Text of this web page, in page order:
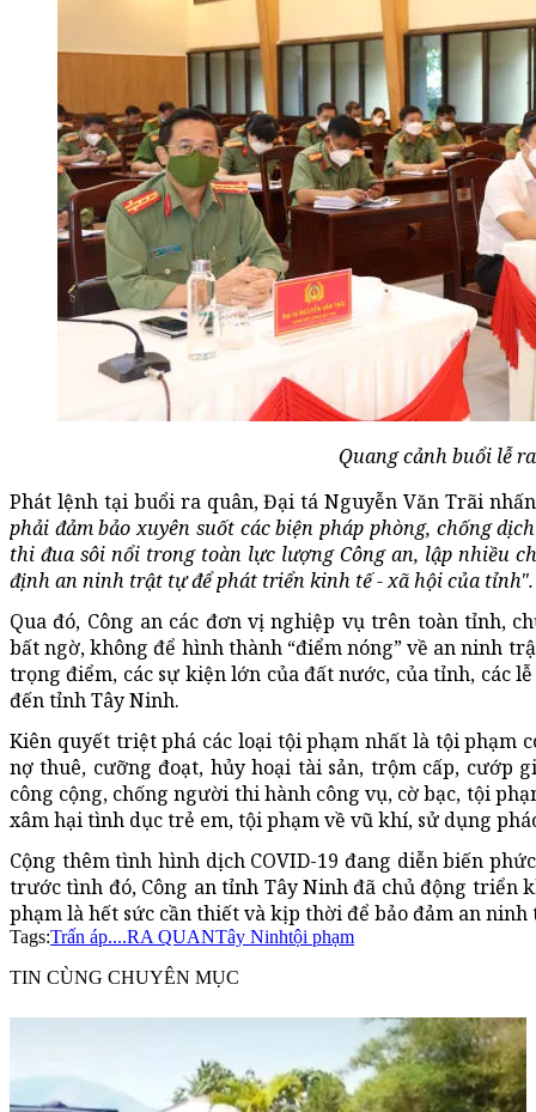
Quang cảnh buổi lễ
Phát lệnh tại buổi ra quân, Đại tá Nguyễn Văn Trãi
phải đảm bảo xuyên suốt các biện pháp phòng, chống
thi đua sôi nổi trong toàn lực lượng Công an, lập nhiều
định an ninh trật tự để phát triển kinh tế - xã hội của tỉnh".
Qua đó, Công an các đơn vị nghiệp vụ trên toàn tỉnh,
bất ngờ, không để hình thành “điểm nóng” về an ninh
trọng điểm, các sự kiện lớn của đất nước, của tỉnh, các
đến tỉnh Tây Ninh.
Kiên quyết triệt phá các loại tội phạm nhất là tội phạm
nợ thuê, cưỡng đoạt, hủy hoại tài sản, trộm cấp, cướp
công cộng, chống người thi hành công vụ, cờ bạc, tội
xâm hại tình dục trẻ em, tội phạm về vũ khí, sử dụng
Cộng thêm tình hình dịch COVID-19 đang diễn biến
trước tình đó, Công an tỉnh Tây Ninh đã chủ động triển
phạm là hết sức cần thiết và kịp thời để bảo đảm an
Tags:Trấn áp....RA QUANTây Ninhtội phạm
TIN CÙNG CHUYÊN MỤC